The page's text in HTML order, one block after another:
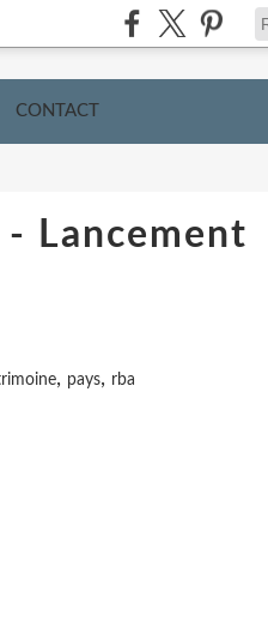
CONTACT
Lancement
, pays, rba